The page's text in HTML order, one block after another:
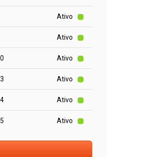
Ativo
Ativo
Ativo
Ativo
Ativo
Ativo